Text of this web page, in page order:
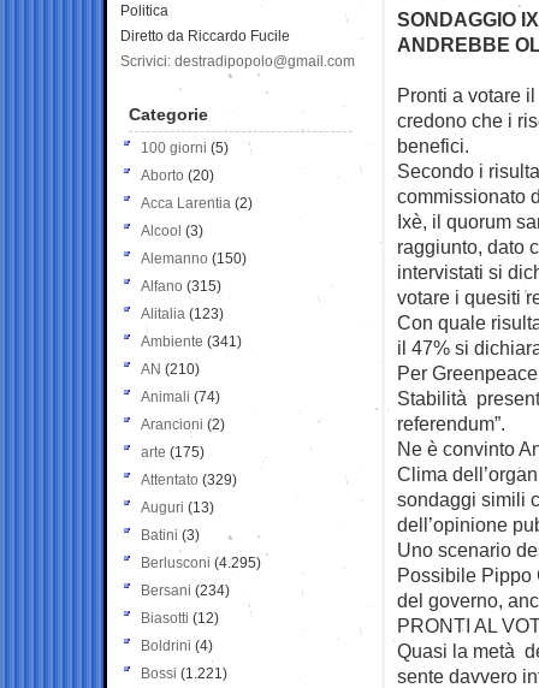
SONDAGGIO
ANDREBBE
Pronti a votare
credono che i
benefici.
Secondo i
commissionato
Ixè, il quorum
raggiunto, dato
intervistati si
votare i quesiti
Con quale
il 47% si
Per
Stabilità
referendum”.
Ne è convinto
Clima
sondaggi simili
dell’opinione
Uno scenario
Possibile Pippo
del governo,
PRONTI AL
Quasi la metà
sente davvero
Politica
Diretto da Riccardo Fucile
Scrivici: destradipopolo@gmail.com
Categorie
100 giorni (5)
Aborto (20)
Acca Larentia (2)
Alcool (3)
Alemanno (150)
Alfano (315)
Alitalia (123)
Ambiente (341)
AN (210)
Animali (74)
Arancioni (2)
arte (175)
Attentato (329)
Auguri (13)
Batini (3)
Berlusconi (4.295)
Bersani (234)
Biasotti (12)
Boldrini (4)
Bossi (1.221)